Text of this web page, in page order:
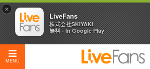
MENU
×
LiveFans
株式会社SKIYAKI
無料 - In Google Play